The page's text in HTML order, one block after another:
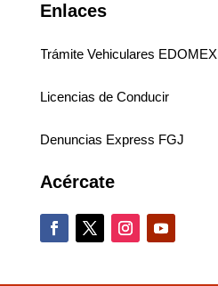
Enlaces
Trámite Vehiculares EDOMEX
Licencias de Conducir
Denuncias Express FGJ
Acércate